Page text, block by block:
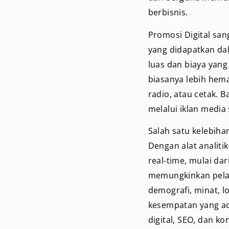
berbisnis.
Promosi Digital
yang didapatkan
luas dan biaya
biasanya lebih
radio, atau cetak.
melalui iklan media
Salah satu
Dengan alat
real-time, mulai
memungkinkan
demografi, minat,
kesempatan yang
digital, SEO, dan